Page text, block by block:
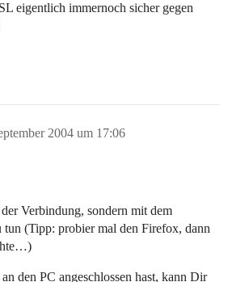
eigentlich immernoch sicher gegen
2004 um 17:06
Verbindung, sondern mit dem
(Tipp: probier mal den Firefox, dann
den PC angeschlossen hast, kann Dir